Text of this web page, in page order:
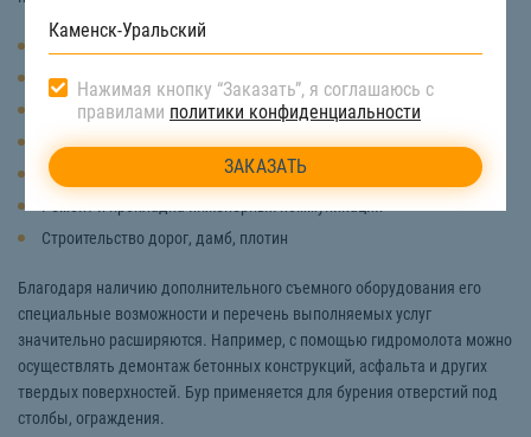
Копка траншеи
Разработка и засыпка котлована
Добыча и погрузка сыпучих материалов (песок, щебень)
Планировка участка
Уборка снега и строительного мусора
Строительство дорог, дамб, плотин
Благодаря наличию дополнительного съемного оборудования его
специальные возможности и перечень выполняемых услуг
значительно расширяются. Например, с помощью гидромолота можно
осуществлять демонтаж бетонных конструкций, асфальта и других
твердых поверхностей. Бур применяется для бурения отверстий под
столбы, ограждения.
Нажимая кнопку “Заказать”, я соглашаюсь с
правилами политики конфиденциальности